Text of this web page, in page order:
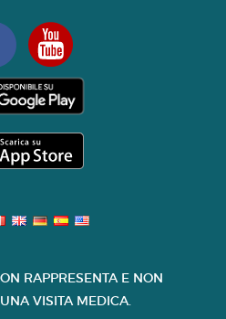
RAPPRESENTA E NON
VISITA MEDICA.